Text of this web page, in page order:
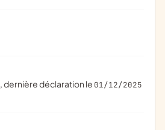
, dernière déclaration le 01/12/2025